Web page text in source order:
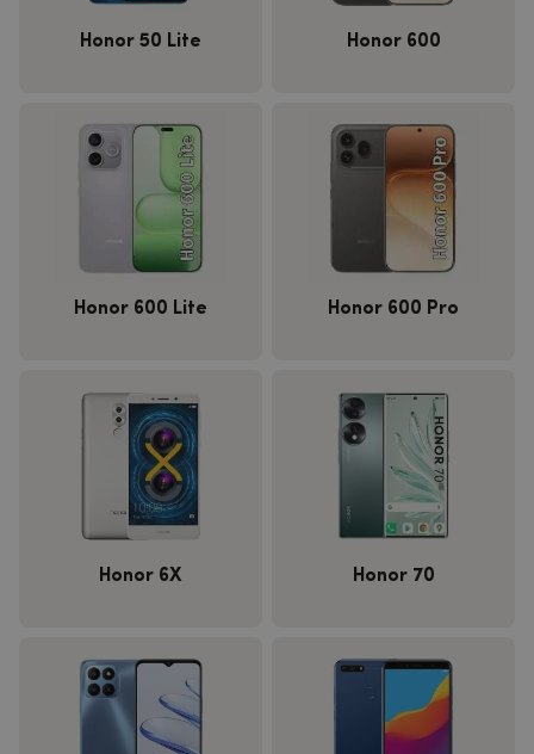
Honor 50 Lite Honor 600
Honor 600 Lite Honor 600 Pro
Honor 6X Honor 70